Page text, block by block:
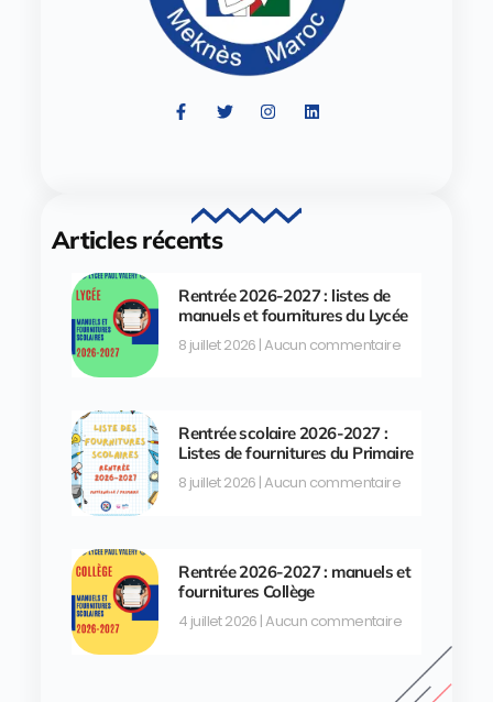
Articles récents
Rentrée 2026-2027 : listes de
manuels et fournitures du Lycée
8 juillet 2026 Aucun commentaire
Rentrée scolaire 2026-2027 :
Listes de fournitures du Primaire
8 juillet 2026 Aucun commentaire
Rentrée 2026-2027 : manuels et
fournitures Collège
4 juillet 2026 Aucun commentaire